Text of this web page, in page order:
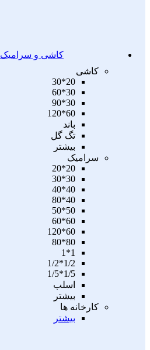
کاشی و سرامیک
کاشی
20*30
30*60
30*90
60*120
باند
تگ گل
بیشتر
سرامیک
20*20
30*30
40*40
40*80
50*50
60*60
60*120
80*80
1*1
1/2*1/2
1/5*1/5
اسلب
بیشتر
کارخانه ها
بیشتر